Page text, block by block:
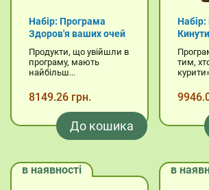
Набір: Програма
Здоров'я ваших очей
Продукти, що увійшли в
програму, мають
найбільш...
8149.26 грн.
До кошика
тим,
в наявності в